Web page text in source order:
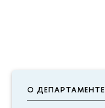
О ДЕПАРТАМЕНТЕ